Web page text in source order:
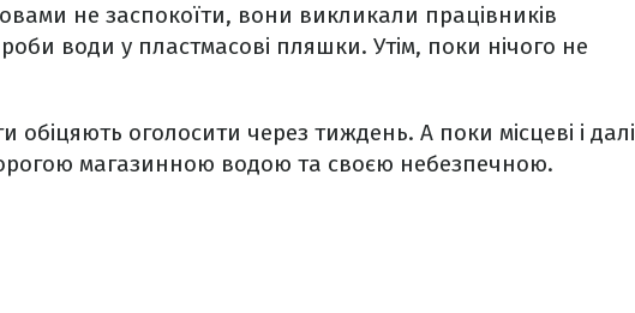
не заспокоїти, вони викликали працівників
води у пластмасові пляшки. Утім, поки нічого не
обіцяють оголосити через тиждень. А поки місцеві і далі
магазинною водою та своєю небезпечною.